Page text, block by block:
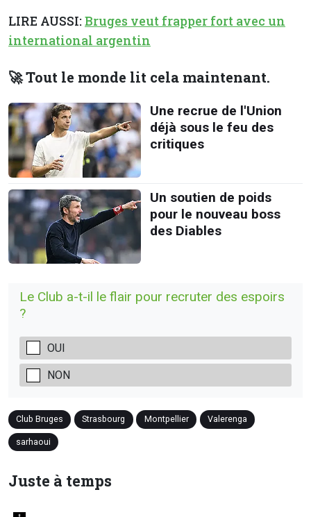
LIRE AUSSI:Bruges veut frapper fort avec un
international argentin
🚀 Tout le monde lit cela maintenant.
Une recrue de l'Union
déjà sous le feu des
critiques
Un soutien de poids
pour le nouveau boss
des Diables
Le Club a-t-il le flair pour recruter des espoirs
?
OUI
NON
Club Bruges Strasbourg Montpellier Valerenga
sarhaoui
Juste à temps